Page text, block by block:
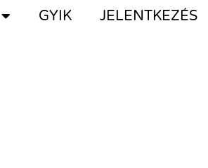
GYIK
JELENTKEZÉS